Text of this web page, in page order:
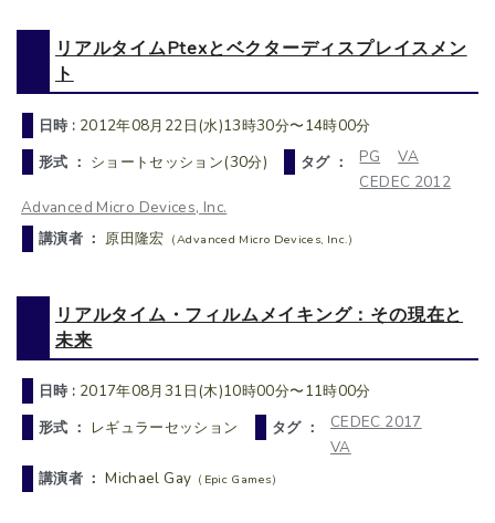
リアルタイムPtexとベクターディスプレイスメン
ト
日時 : 2012年08月22日(水)13時30分〜14時00分
形式 ： ショートセッション(30分) タグ ： PG
VA
CEDEC 2012
Advanced Micro Devices, Inc.
講演者 ： 原田隆宏 （Advanced Micro Devices, Inc.）
リアルタイム・フィルムメイキング：その現在と
未来
日時 : 2017年08月31日(木)10時00分〜11時00分
形式 ： レギュラーセッション タグ ：
CEDEC 2017
VA
講演者 ：Michael Gay （Epic Games）